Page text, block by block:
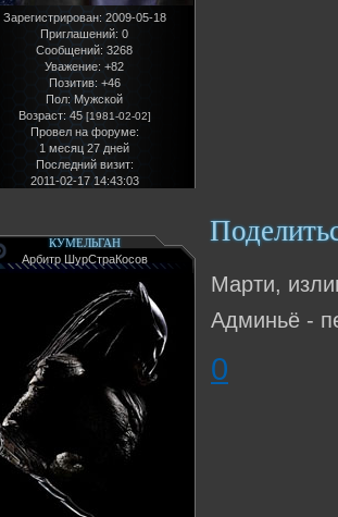
Зарегистрирован: 2009-05-18
Приглашений: 0
Сообщений: 3268
Уважение: +82
Позитив: +46
Пол:Мужской
Возраст: 45 [1981-02-02]
Провел на форуме:
1 месяц 27 дней
Последний визит:
2011-02-17 14:43:03
КУМЕЛЬГАН
Арбитр ШурСтраКосов
Марти,
Админьё -
0